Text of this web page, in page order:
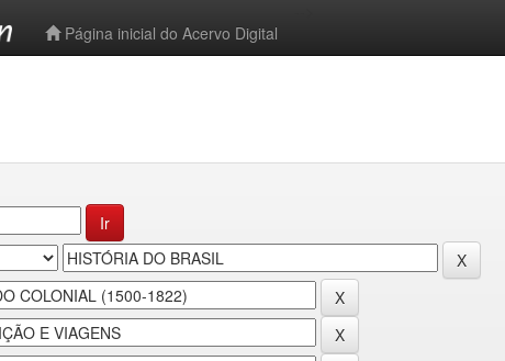
Página inicial do Acervo Digital